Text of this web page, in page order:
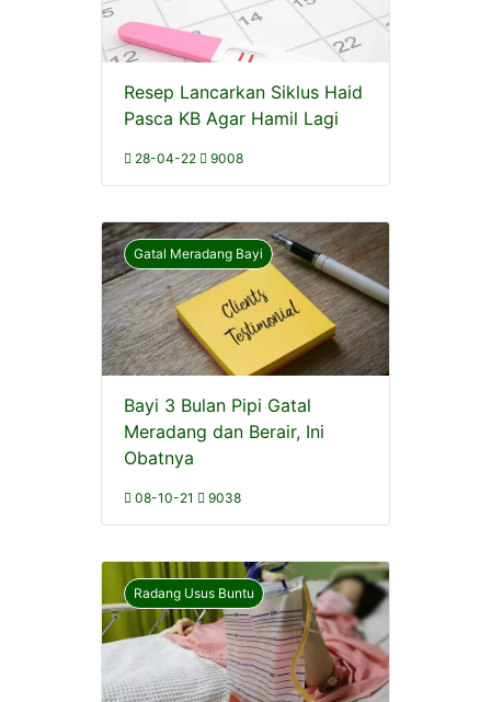
Resep Lancarkan Siklus Haid
Pasca KB Agar Hamil Lagi
28-04-22 9008
Gatal Meradang Bayi
Bayi 3 Bulan Pipi Gatal
Meradang dan Berair, Ini
Obatnya
08-10-21 9038
Radang Usus Buntu